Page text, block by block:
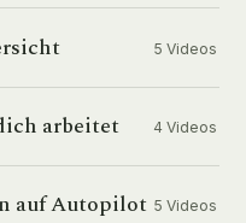
5 Videos
arbeitet 4 Videos
auf Autopilot 5 Videos